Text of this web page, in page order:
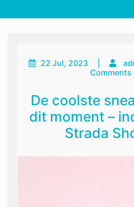
22 Jul, 2023
Comments
De coolste
dit moment –
Strada